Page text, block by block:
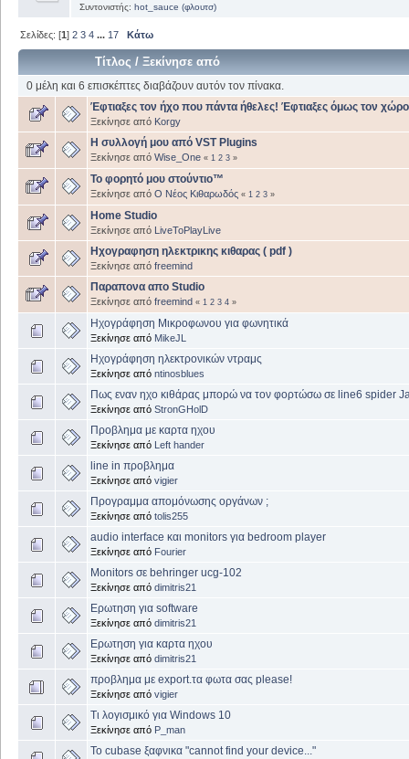
Συντονιστής: hot_sauce (φλουτσ)
Σελίδες: [1]2 3 4 ... 17 Κάτω
Τίτλος /Ξεκίνησε από
0 μέλη και 6 επισκέπτες διαβάζουν αυτόν τον πίνακα.
Έφτιαξες τον ήχο που πάντα ήθελες! Έφτιαξες όμως τον
Ξεκίνησε από Korgy
Η συλλογή μου από VST Plugins
Ξεκίνησε από Wise_One « 1 2 3 »
Το φορητό μου στούντιο™
Ξεκίνησε από Ο Νέος Κιθαρωδός « 1 2 3 »
Home Studio
Ξεκίνησε από LiveToPlayLive
Ηχογραφηση ηλεκτρικης κιθαρας ( pdf )
Ξεκίνησε από freemind
Παραπονα απο Studio
Ξεκίνησε από freemind « 1 2 3 4 »
Ηχογράφηση Μικροφωνου για φωνητικά
Ξεκίνησε από MikeJL
Ηχογράφηση ηλεκτρονικών ντραμς
Ξεκίνησε από ntinosblues
Πως εναν ηχο κιθάρας μπορώ να τον φoρτώσω σε line6 spider
Ξεκίνησε από StronGHolD
Προβλημα με καρτα ηχου
Ξεκίνησε από Left hander
line in προβλημα
Ξεκίνησε από vigier
Προγραμμα απομόνωσης οργάνων ;
Ξεκίνησε από tolis255
audio interface και monitors για bedroom player
Ξεκίνησε από Fourier
Monitors σε behringer ucg-102
Ξεκίνησε από dimitris21
Ερωτηση για software
Ξεκίνησε από dimitris21
Ερωτηση για καρτα ηχου
Ξεκίνησε από dimitris21
προβλημα με export.τα φωτα σας please!
Ξεκίνησε από vigier
Τι λογισμικό για Windows 10
Ξεκίνησε από P_man
To cubase ξαφνικα "cannot find your device..."